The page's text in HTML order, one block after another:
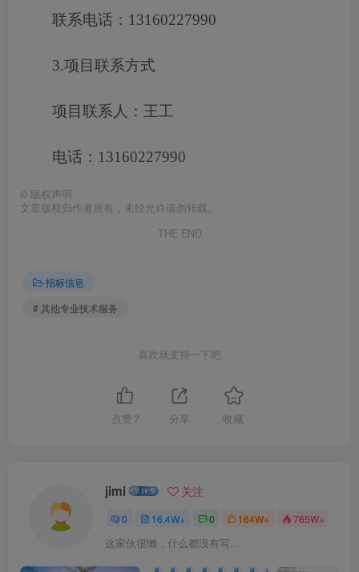
联系电话：13160227990
3.项目联系方式
项目联系人：王工
电话：13160227990
© 版权声明
文章版权归作者所有，未经允许请勿转载。
THE END
招标信息
# 其他专业技术服务
喜欢就支持一下吧
点赞 7 分享 收藏
jimi 关注
0 16.4W+ 0 164W+ 765W+
这家伙很懒，什么都没有写...